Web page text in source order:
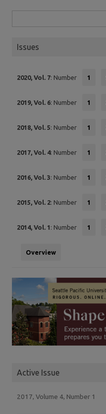
for:
Issues
2020, Vol. 7: Number 1
2019, Vol. 6: Number 1
2018, Vol. 5: Number 1
2017, Vol. 4: Number 1
2016, Vol. 3: Number 1
2015, Vol. 2: Number 1
2014, Vol. 1 : Number 1
Overview
Active Issue
2017, Volume 4, Number 1